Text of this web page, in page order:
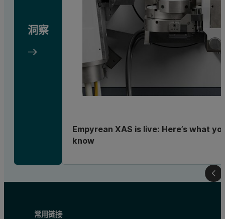
洞察
Empyrean XAS is live: Here’s what
know
常用链接